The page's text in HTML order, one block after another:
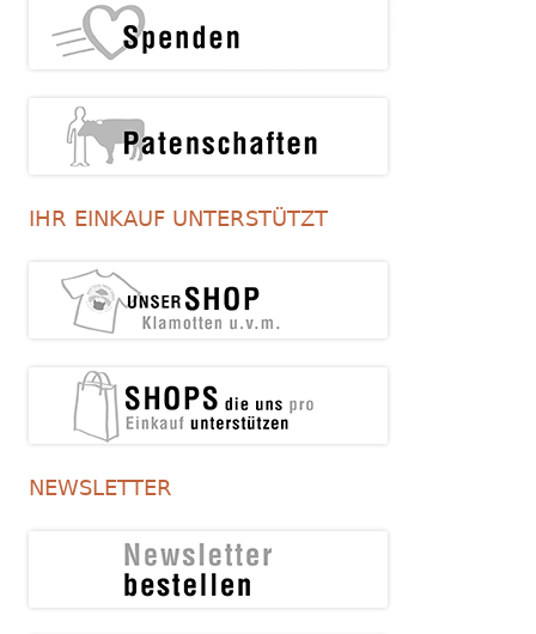
IHR EINKAUF UNTERSTÜTZT
NEWSLETTER